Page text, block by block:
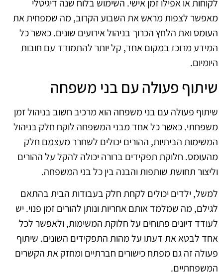
לקוחות או אפילו זמן אישי. השימוש בלוח שנה דיגיטלי
מאפשר לצפות מראש את השבוע הקרוב, מה שמפחית את
העומס ואת הלחץ הכרוך בניהול אירועים שונים. כאשר כל
המידע מרוכז במקום אחד, קל יותר להתמודד עם חובות
היומיום.
שיתוף פעולה עם בני משפחה
שיתוף פעולה עם בני משפחה הוא מרכיב חשוב בניהול זמן
משפחתי. כאשר כל אחד מבני המשפחה לוקח חלק בניהול
המשימות הביתיות, ההורים יכולים לשחרר מעצמם חלק
מהעומס. חלוקת תפקידים ברורה יכולה להקל על ההורים
וליצור תחושת שותפות והבנה בין כל בני המשפחה.
למשל, ילדים יכולים לקחת חלק בעבודות הבית בהתאם
לגילם, מה שמלמד אותם אחריות ונותן להורים זמן פנוי. יש
לעודד דיונים פתוחים על חלוקת המשימות, ולאפשר לכל
אחד לבטא את דעתו על מהות התפקידים השונים. שיתוף
פעולה זה גם מפתח כישורים חברתיים ומחזק את הקשרים
המשפחתיים.